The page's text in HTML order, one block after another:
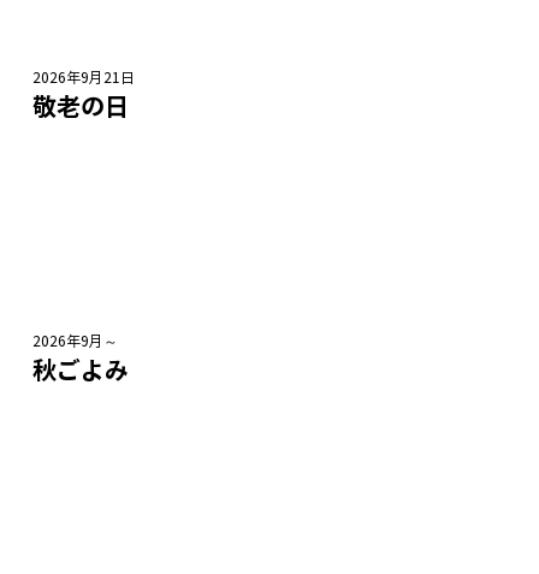
2026年9月21日
敬老の日
2026年9月～
秋ごよみ